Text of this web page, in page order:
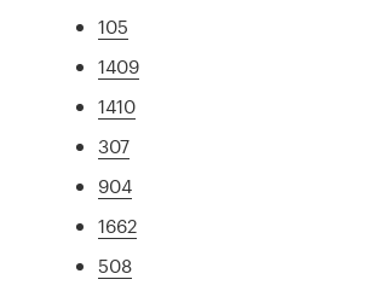
105
1409
1410
307
904
1662
508